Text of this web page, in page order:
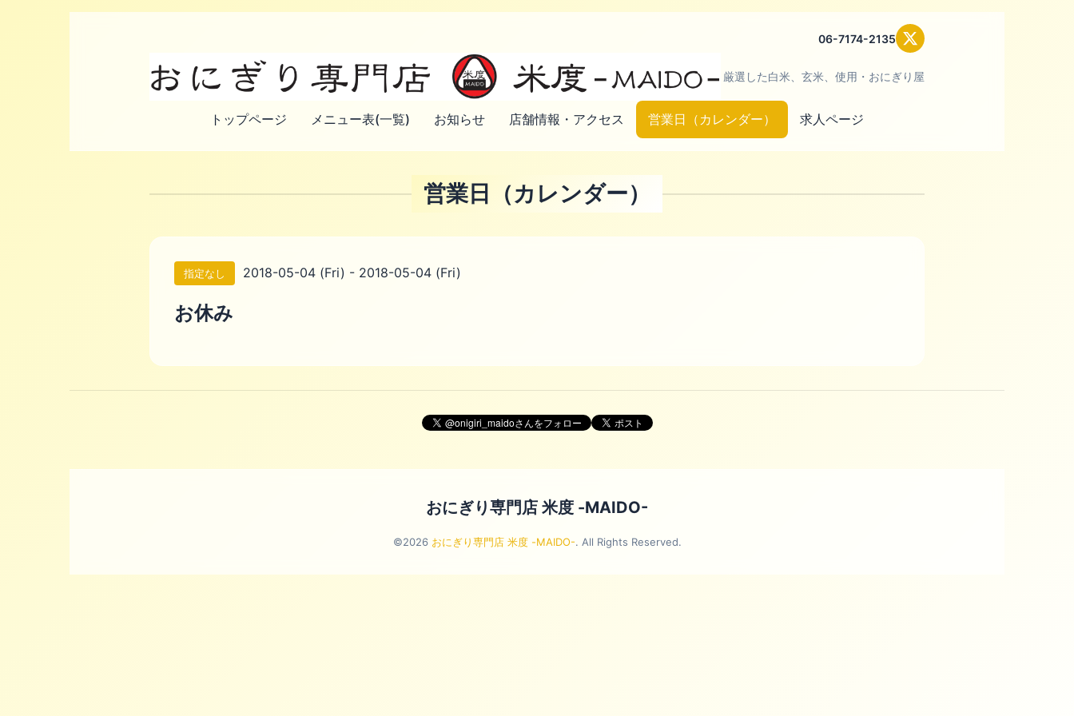
06-7174-2135
厳選した白米、玄米、使用・おにぎり屋
トップページ メニュー表(一覧) お知らせ 店舗情報・アクセス 営業日（カレンダー） 求人ページ
営業日（カレンダー）
指定なし 2018-05-04 (Fri) - 2018-05-04 (Fri)
お休み
おにぎり専門店 米度 -MAIDO-
©2026 おにぎり専門店 米度 -MAIDO-. All Rights Reserved.